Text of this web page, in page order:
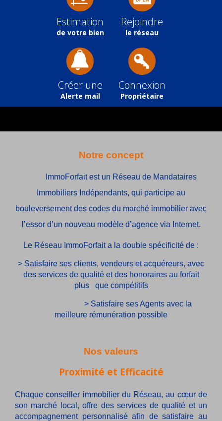
Estimation
de votre bien
Rejoindre
le réseau
Créer une
Alerte mail
Connexion
Propriétaire
Notre concept
ImmoForfait est un Réseau de Mandataires
Immobiliers Indépendants, qui participe au
bouleversement des codes du marché immobilier avec
l’essor d’un nouveau modèle d’agence via Internet.
Le Réseau ImmoForfait a la double spécificité de :
> Satisfaire ses clients, vendeurs et acquéreurs, avec
des services de qualité et des honoraires au forfait
plus que compétitifs
> Satisfaire ses Agents avec la
meilleure rémunération possible
Nos valeurs
Proximité et Efficacité
Chaque conseiller immobilier du Réseau, au cœur de
son marché local, offre des services de qualité et un
accompagnement personnalisé afin de satisfaire au